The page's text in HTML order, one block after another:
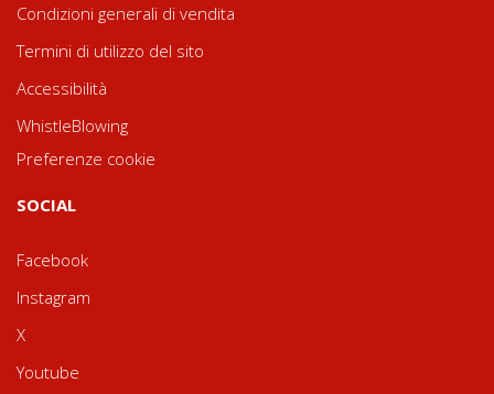
Condizioni generali di vendita
Termini di utilizzo del sito
Accessibilità
WhistleBlowing
Preferenze cookie
SOCIAL
Facebook
Instagram
X
Youtube